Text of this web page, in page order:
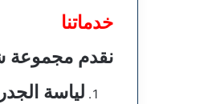
خدماتنا
نقدم مجموعة
لياسة